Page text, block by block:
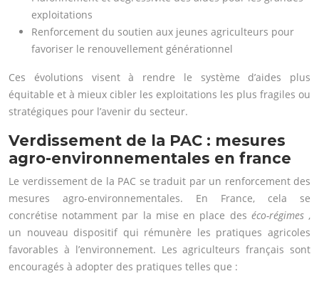
exploitations
Renforcement du soutien aux jeunes agriculteurs pour
favoriser le renouvellement générationnel
Ces évolutions visent à rendre le système d’aides plus
équitable et à mieux cibler les exploitations les plus fragiles ou
stratégiques pour l’avenir du secteur.
Verdissement de la PAC : mesures
agro-environnementales en france
Le verdissement de la PAC se traduit par un renforcement des
mesures agro-environnementales. En France, cela se
concrétise notamment par la mise en place des éco-régimes ,
un nouveau dispositif qui rémunère les pratiques agricoles
favorables à l’environnement. Les agriculteurs français sont
encouragés à adopter des pratiques telles que :